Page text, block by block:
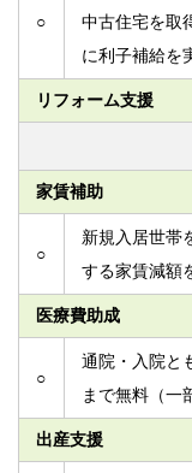
○
中古住宅を取
に利子補給を
リフォーム支援
家賃補助
○
新規入居世帯
する家賃減額
医療費助成
○
通院・入院と
まで無料（一
出産支援